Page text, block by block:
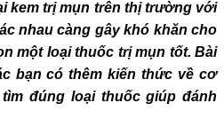
kem trị mụn trên thị trường với
nhau càng gây khó khăn cho
một loại thuốc trị mụn tốt. Bài
bạn có thêm kiến thức về cơ
đúng loại thuốc giúp đánh